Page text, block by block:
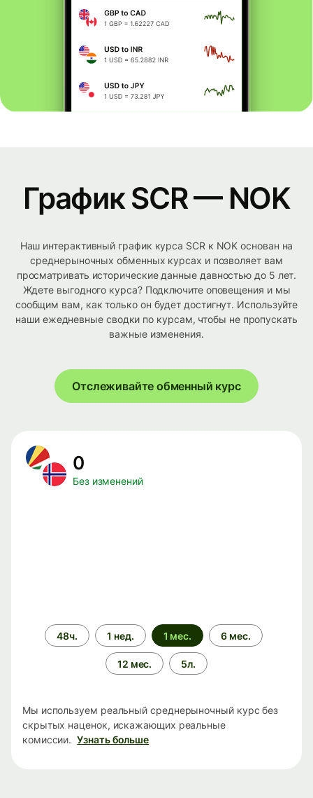
График SCR — NOK
Наш интерактивный график курса SCR к NOK основан на
среднерыночных обменных курсах и позволяет вам
просматривать исторические данные давностью до 5 лет.
Ждете выгодного курса? Подключите оповещения и мы
сообщим вам, как только он будет достигнут. Используйте
наши ежедневные сводки по курсам, чтобы не пропускать
важные изменения.
Отслеживайте обменный курс
0
Без изменений
Период
времени
48ч. 1 нед. 1 мес. 6 мес.
12 мес. 5л.
Мы используем реальный среднерыночный курс без
скрытых наценок, искажающих реальные
комиссии. Узнать больше